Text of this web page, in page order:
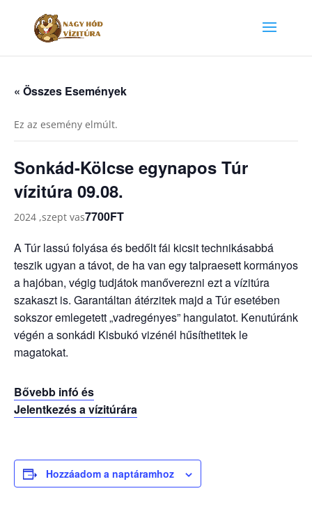
« Összes Események
Ez az esemény elmúlt.
Sonkád-Kölcse egynapos Túr
vízitúra 09.08.
2024 ,szept vas7700FT
A Túr lassú folyása és bedőlt fái kicsit technikásabbá
teszik ugyan a távot, de ha van egy talpraesett kormányos
a hajóban, végig tudjátok manőverezni ezt a vízitúra
szakaszt is. Garantáltan átérzitek majd a Túr esetében
sokszor emlegetett „vadregényes” hangulatot. Kenutúránk
végén a sonkádi Kisbukó vizénél hűsíthetitek le
magatokat.
Bővebb infó és
Jelentkezés a vízitúrára
Hozzáadom a naptáramhoz